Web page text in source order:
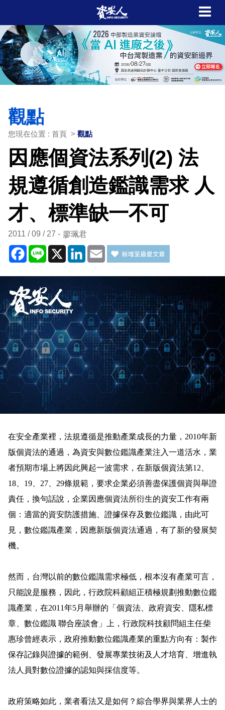
觀點
您現在位置 : 首頁 > 觀點
因應個資法系列(2) 法
規遵循創造鑑識需求 人
才、標準缺一不可
2011 / 09 / 27 廖珮君
Facebook
Line X LinkedIn
Email
在安全產業裡，法規遵循是推動產業成長的力量， 2010年新
版個資法的通過，為資安與數位鑑識產業注入一道活水，業
者預期市場上將因此興起一波需求，在新版個資法第12
18、 19、 27、 29條規範，要求企業必須善盡保護個資與舉證
責任，換句話說，企業因應個資法所衍生的資安工作有兩
個：適當的資安防護措施、證據保存及數位鑑識，由此可
見，數位鑑識產業，因應新版個資法通過，有了新的發展契
機。
然而，台灣以前的數位鑑識需求極低，根本沒有產業可言，
只能說是服務，因此，行政院科顧組正積極規劃推動數位鑑
識產業，在2011年5月舉辦的「個資法、政府資安、隱私標
章、數位鑑識 聯合座談會」上，行政院科技顧問組主任柴
惠珍曾經表示，政府推動數位鑑識產業的重點方向有：製作
保存記錄與證據的範例、發展專業技術及人才培育、增進執
法人員對數位證據的認知與採信度等。
政府策略如此，業者看法又是如何？綜合學界與業界人士的